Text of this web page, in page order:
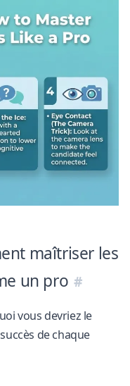
maîtriser les
un pro
vous devriez le
de chaque